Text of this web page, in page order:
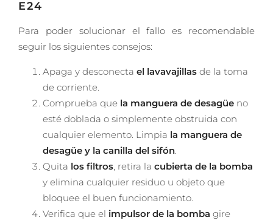
E24
Para poder solucionar el fallo es recomendable
seguir los siguientes consejos:
Apaga y desconecta el lavavajillas de la toma
de corriente.
Comprueba que la manguera de desagüe no
esté doblada o simplemente obstruida con
cualquier elemento. Limpia la manguera de
desagüe y la canilla del sifón.
Quita los filtros, retira la cubierta de la bomba
y elimina cualquier residuo u objeto que
bloquee el buen funcionamiento.
Verifica que el impulsor de la bomba gire